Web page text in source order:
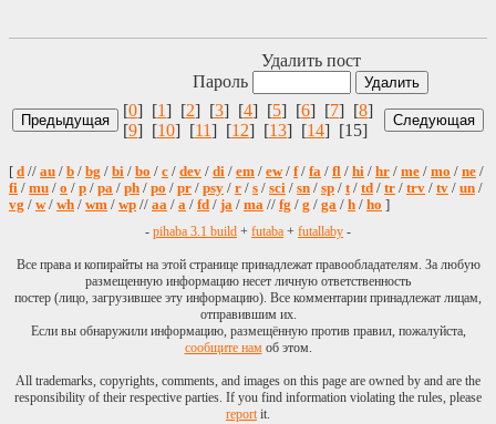
Удалить пост
Пароль
[0] [1] [2] [3] [4] [5] [6] [7] [8]
[9] [10] [11] [12] [13] [14] [15]
[ d // au / b / bg / bi / bo / c / dev / di / em / ew/ f/ fa / fl / hi / hr / me / mo / ne /
fi / mu / o / p / pa / ph / po / pr / psy / r / s / sci / sn / sp / t/ td / tr / trv / tv / un /
vg / w/ wh / wm / wp // aa / a / fd / ja / ma // fg / g / ga / h / ho ]
- pihaba 3.1 build + futaba + futallaby -
Все права и копирайты на этой странице принадлежат правообладателям. За любую
размещенную информацию несет личную ответственность
постер (лицо, загрузившее эту информацию). Все комментарии принадлежат лицам,
отправившим их.
Если вы обнаружили информацию, размещённую против правил, пожалуйста,
сообщите намоб этом.
All trademarks, copyrights, comments, and images on this page are owned by and are the
responsibility of their respective parties. If you find information violating the rules, please
reportit.